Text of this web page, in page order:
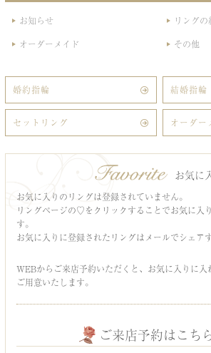
お知らせ
リング
オーダーメイド
その他
婚約指輪 結婚指輪
セットリング オーダー
お気に
お気に入りのリングは登録されていません。
リングページの♡をクリックすることでお気に入
す。
お気に入りに登録されたリングはメールでシェア
WEBからご来店予約いただくと、お気に入りに
ご用意いたします。
ご来店予約はこち